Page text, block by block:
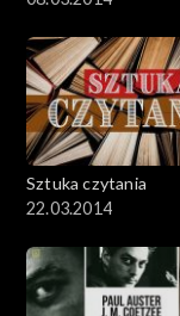
Sztuka czytania
22.03.2014